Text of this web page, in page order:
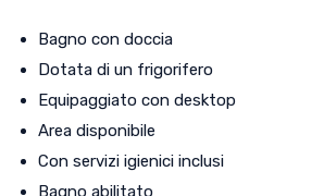
Bagno con doccia
Dotata di un frigorifero
Equipaggiato con desktop
Area disponibile
Con servizi igienici inclusi
Bagno abilitato